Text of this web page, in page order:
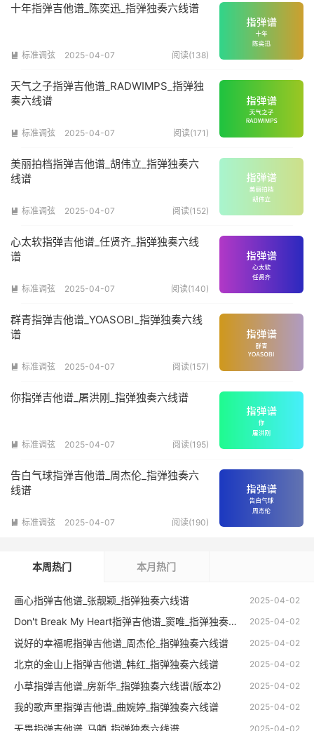
十年指弹吉他谱_陈奕迅_指弹独奏六线谱
 标准调弦 2025-04-07 阅读(138)
天气之子指弹吉他谱_RADWIMPS_指弹独
奏六线谱
 标准调弦 2025-04-07 阅读(171)
美丽拍档指弹吉他谱_胡伟立_指弹独奏六
线谱
 标准调弦 2025-04-07 阅读(152)
心太软指弹吉他谱_任贤齐_指弹独奏六线
谱
 标准调弦 2025-04-07 阅读(140)
群青指弹吉他谱_YOASOBI_指弹独奏六线
谱
 标准调弦 2025-04-07 阅读(157)
你指弹吉他谱_屠洪刚_指弹独奏六线谱
 标准调弦 2025-04-07 阅读(195)
告白气球指弹吉他谱_周杰伦_指弹独奏六
线谱
 标准调弦 2025-04-07 阅读(190)
本周热门 本月热门
2025-04-02
画心指弹吉他谱_张靓颖_指弹独奏六线谱
2025-04-02
Don't Break My Heart指弹吉他谱_窦唯_指弹独奏六线谱
2025-04-02
说好的幸福呢指弹吉他谱_周杰伦_指弹独奏六线谱
2025-04-02
北京的金山上指弹吉他谱_韩红_指弹独奏六线谱
2025-04-02
小草指弹吉他谱_房新华_指弹独奏六线谱(版本2)
2025-04-02
我的歌声里指弹吉他谱_曲婉婷_指弹独奏六线谱
2025-04-02
无畏指弹吉他谱_马頔_指弹独奏六线谱